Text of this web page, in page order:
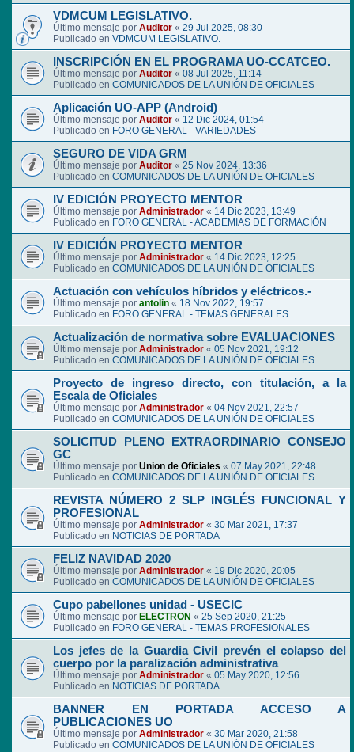
VDMCUM LEGISLATIVO.
Último mensaje por Auditor « 29 Jul 2025, 08:30
Publicado en VDMCUM LEGISLATIVO.
INSCRIPCIÓN EN EL PROGRAMA UO-CCATCEO.
Último mensaje por Auditor « 08 Jul 2025, 11:14
Publicado en COMUNICADOS DE LA UNIÓN DE OFICIALES
Aplicación UO-APP (Android)
Último mensaje por Auditor « 12 Dic 2024, 01:54
Publicado en FORO GENERAL - VARIEDADES
SEGURO DE VIDA GRM
Último mensaje por Auditor « 25 Nov 2024, 13:36
Publicado en COMUNICADOS DE LA UNIÓN DE OFICIALES
IV EDICIÓN PROYECTO MENTOR
Último mensaje por Administrador « 14 Dic 2023, 13:49
Publicado en FORO GENERAL - ACADEMIAS DE FORMACIÓN
IV EDICIÓN PROYECTO MENTOR
Último mensaje por Administrador « 14 Dic 2023, 12:25
Publicado en COMUNICADOS DE LA UNIÓN DE OFICIALES
Actuación con vehículos híbridos y eléctricos.-
Último mensaje por antolin « 18 Nov 2022, 19:57
Publicado en FORO GENERAL - TEMAS GENERALES
Actualización de normativa sobre EVALUACIONES
Último mensaje por Administrador « 05 Nov 2021, 19:12
Publicado en COMUNICADOS DE LA UNIÓN DE OFICIALES
Proyecto de ingreso directo, con titulación, a la
Escala de Oficiales
Último mensaje por Administrador « 04 Nov 2021, 22:57
Publicado en COMUNICADOS DE LA UNIÓN DE OFICIALES
SOLICITUD PLENO EXTRAORDINARIO CONSEJO
GC
Último mensaje por Union de Oficiales « 07 May 2021, 22:48
Publicado en COMUNICADOS DE LA UNIÓN DE OFICIALES
REVISTA NÚMERO 2 SLP INGLÉS FUNCIONAL Y
PROFESIONAL
Último mensaje por Administrador « 30 Mar 2021, 17:37
Publicado en NOTICIAS DE PORTADA
FELIZ NAVIDAD 2020
Último mensaje por Administrador « 19 Dic 2020, 20:05
Publicado en COMUNICADOS DE LA UNIÓN DE OFICIALES
Cupo pabellones unidad - USECIC
Último mensaje por ELECTRON « 25 Sep 2020, 21:25
Publicado en FORO GENERAL - TEMAS PROFESIONALES
Los jefes de la Guardia Civil prevén el colapso del
cuerpo por la paralización administrativa
Último mensaje por Administrador « 05 May 2020, 12:56
Publicado en NOTICIAS DE PORTADA
BANNER EN PORTADA ACCESO A
PUBLICACIONES UO
Último mensaje por Administrador « 30 Mar 2020, 21:58
Publicado en COMUNICADOS DE LA UNIÓN DE OFICIALES